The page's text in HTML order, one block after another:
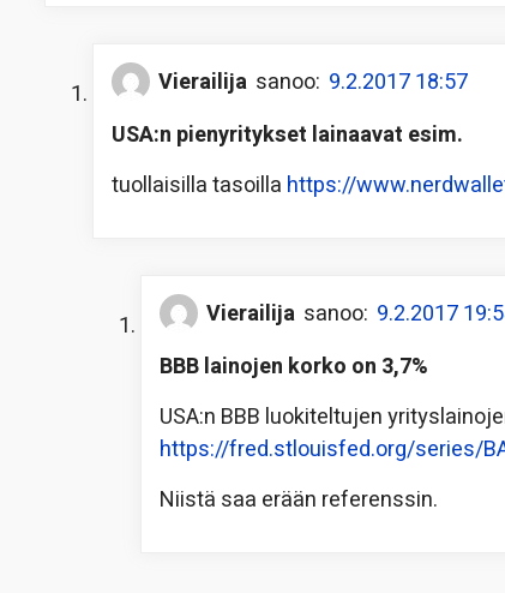
Vierailija sanoo: 9.2.2017 18:57
USA:n pienyritykset lainaavat esim.
tuollaisilla tasoilla https://
Vierailija sanoo: 9.2.2017
BBB lainojen korko on 3,7%
USA:n BBB luokiteltujen
https://fred.stlouisfed.org/series/
Niistä saa erään referenssin.